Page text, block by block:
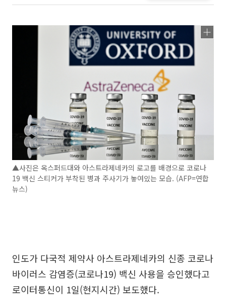
▲사진은 옥스퍼드대와 아스트라제네카의 로고를 배경으로 코로나
19 백신 스티커가 부착된 병과 주사기가 놓여있는 모습. (AFP=연합
뉴스)
인도가 다국적 제약사 아스트라제네카의 신종 코로나
바이러스 감염증(코로나19) 백신 사용을 승인했다고
로이터통신이 1일(현지시간) 보도했다.